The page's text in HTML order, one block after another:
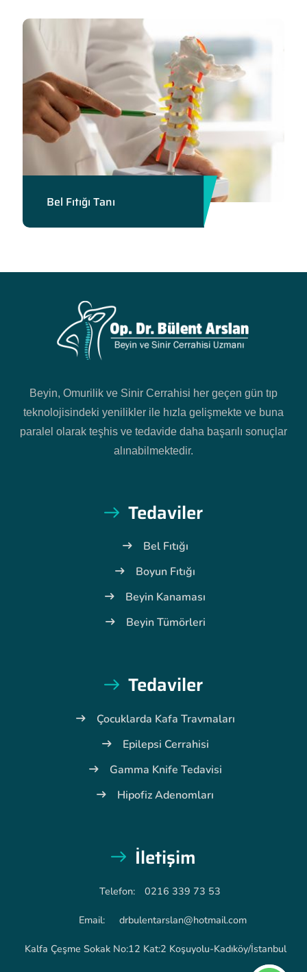
Bel Fıtığı Tanı
Beyin, Omurilik ve Sinir Cerrahisi her geçen gün tıp
teknolojisindeki yenilikler ile hızla gelişmekte ve buna
paralel olarak teşhis ve tedavide daha başarılı sonuçlar
alınabilmektedir.
Tedaviler
Bel Fıtığı
Boyun Fıtığı
Beyin Kanaması
Beyin Tümörleri
Tedaviler
Çocuklarda Kafa Travmaları
Epilepsi Cerrahisi
Gamma Knife Tedavisi
Hipofiz Adenomları
İletişim
Telefon: 0216 339 73 53
Email: drbulentarslan@hotmail.com
Kalfa Çeşme Sokak No:12 Kat:2 Koşuyolu-Kadıköy/İstanbul